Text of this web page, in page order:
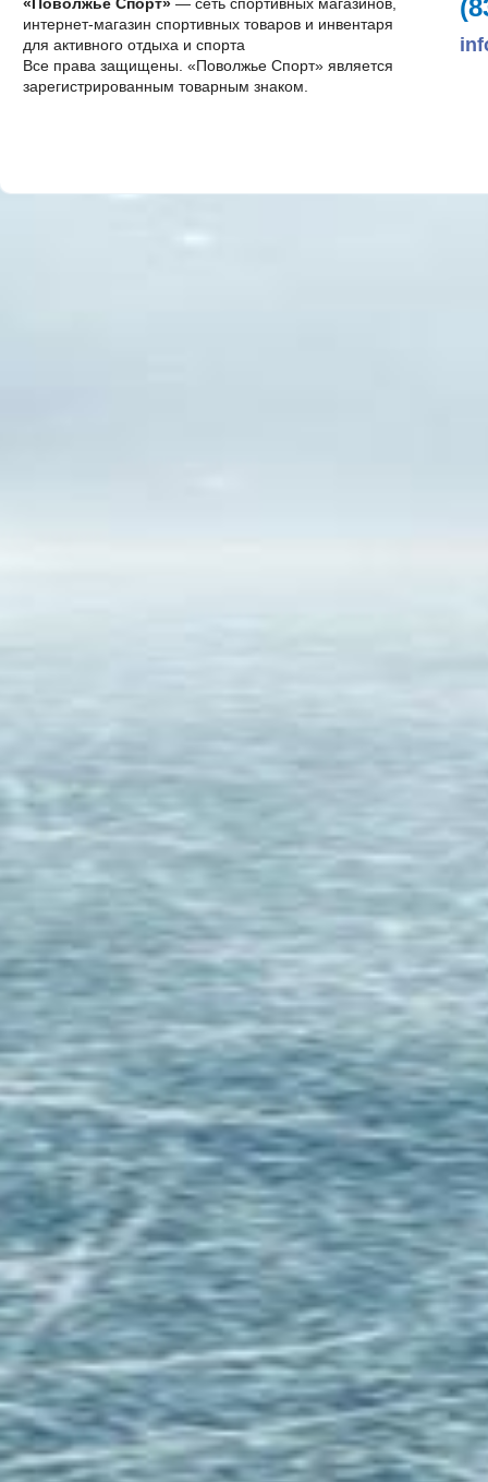
интернет-магазин спортивных товаров и инвентаря
для активного отдыха и спорта
Все права защищены. «Поволжье Спорт» является
зарегистрированным товарным знаком.